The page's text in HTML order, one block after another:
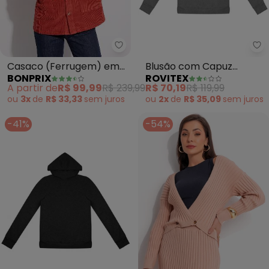
bonprix - Casaco (Ferrugem)
Casaco (Ferrugem) em
Veludo Cotelê
BONPRIX
A partir deR$ 99,99R$ 239,99
ou 3x de R$ 33,33 sem juros
Blusão com Capuz
Feminino (Cinza)
ROVITEX
R$ 70,19R$ 119,99
ou 2x de R$ 35,09 sem juros
-41% -54%